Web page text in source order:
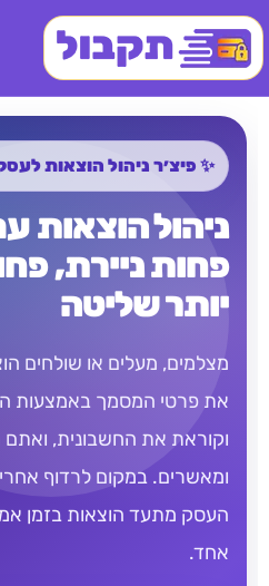
✨ פיצ׳ר ניהול הוצאות
ניהול הוצאות
פחות ניירת,
יותר שליטה
מצלמים, מעלים או שולחים
את פרטי המסמך באמצעות
וקוראת את החשבונית, ואתם
ומאשרים. במקום לרדוף
העסק מתעד הוצאות בזמן
אחד.